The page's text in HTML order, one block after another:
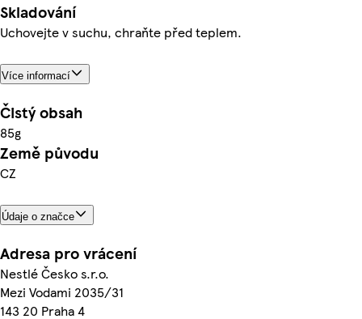
Skladování
Uchovejte v suchu, chraňte před teplem.
Více informací
Čistý obsah
85g
Země původu
CZ
Údaje o značce
Adresa pro vrácení
Nestlé Česko s.r.o.
Mezi Vodami 2035/31
143 20 Praha 4